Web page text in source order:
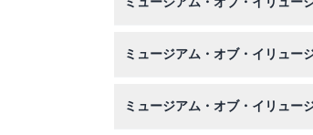
ミュージアム・オブ・イリュー
ミュージアム・オブ・イリュー